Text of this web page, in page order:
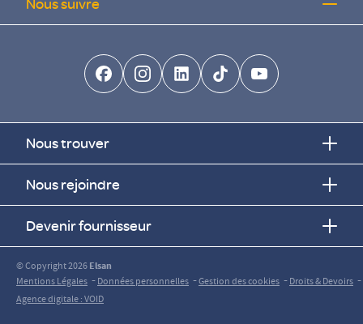
Nous suivre
facebook-brands
instagramlinkedin-brands
tiktok-brands
youtube
Nous trouver
Nous rejoindre
Devenir fournisseur
© Copyright 2026Elsan
Mentions Légales -Données personnelles -Gestion des cookies -Droits & Devoirs -
Agence digitale : VOID